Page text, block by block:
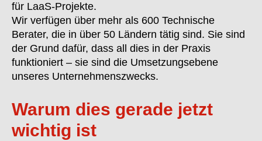
für LaaS-Projekte.
Wir verfügen über mehr als 600 Technische
Berater, die in über 50 Ländern tätig sind. Sie sind
der Grund dafür, dass all dies in der Praxis
funktioniert – sie sind die Umsetzungsebene
unseres Unternehmenszwecks.
Warum dies gerade jetzt
wichtig ist